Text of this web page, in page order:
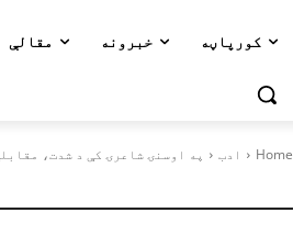
کورپاڼه خبرونه مقالې
Home ادب په اوسنۍ شاعرۍ کې د شدت،